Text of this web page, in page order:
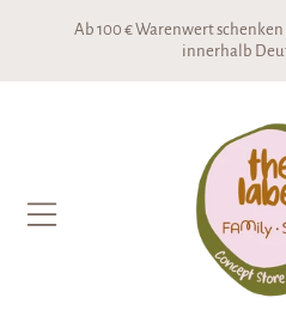
DIREKT ZUM INHALT
Ab 100 € Warenwert
innerhalb